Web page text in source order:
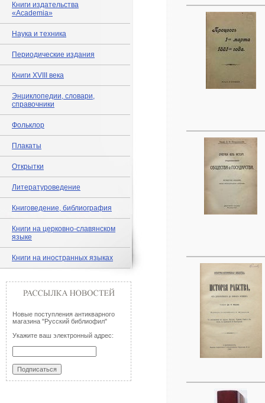
Книги издательства
«Academia»
Наука и техника
Периодические издания
Книги XVIII века
Энциклопедии, словари,
справочники
Фольклор
Плакаты
Открытки
Литературоведение
Книговедение, библиография
Книги на церковно-славянском
языке
Книги на иностранных языках
Новые поступления антикварного
магазина "Русский библиофил"
Укажите ваш электронный адрес: